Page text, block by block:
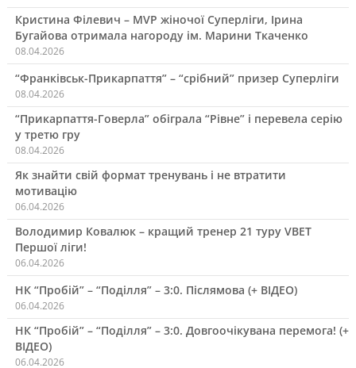
Кристина Філевич – MVP жіночої Суперліги, Ірина
Бугайова отримала нагороду ім. Марини Ткаченко
08.04.2026
“Франківськ-Прикарпаття” – “срібний” призер Суперліги
08.04.2026
“Прикарпаття-Говерла” обіграла “Рівне” і перевела серію
у третю гру
08.04.2026
Як знайти свій формат тренувань і не втратити
мотивацію
06.04.2026
Володимир Ковалюк – кращий тренер 21 туру VBET
Першої ліги!
06.04.2026
НК “Пробій” – “Поділля” – 3:0. Післямова (+ ВІДЕО)
06.04.2026
НК “Пробій” – “Поділля” – 3:0. Довгоочікувана перемога! (+
ВІДЕО)
06.04.2026